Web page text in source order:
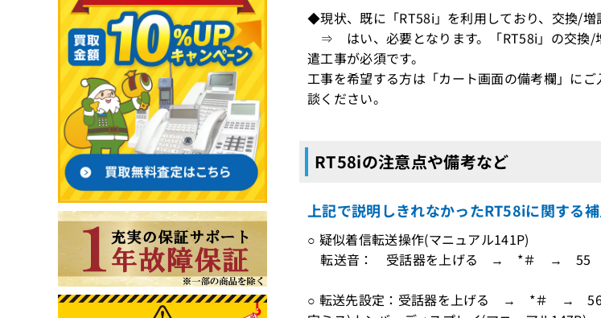
◆現状、既に「RT58i」を利用しており、交換/増
⇒ はい、必要となります。「RT58i」の交換/
遣工事が必須です。
工事を希望する方は「カート画面の備考欄」に
談ください。
RT58iの注意点や備考など
上記で説明しきれなかったRT58iに関する
○ 疑似着信転送操作(マニュアル141P)
転送音： 受話器を上げる → *＃ → 55
○ 転送先設定：受話器を上げる → *＃ →